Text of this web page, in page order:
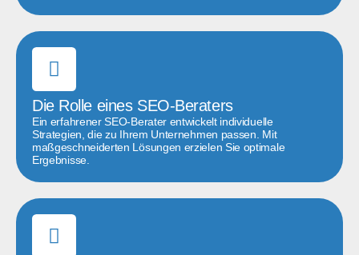
Die Rolle eines SEO-Beraters
Ein erfahrener SEO-Berater entwickelt individuelle
Strategien, die zu Ihrem Unternehmen passen. Mit
maßgeschneiderten Lösungen erzielen Sie optimale
Ergebnisse.